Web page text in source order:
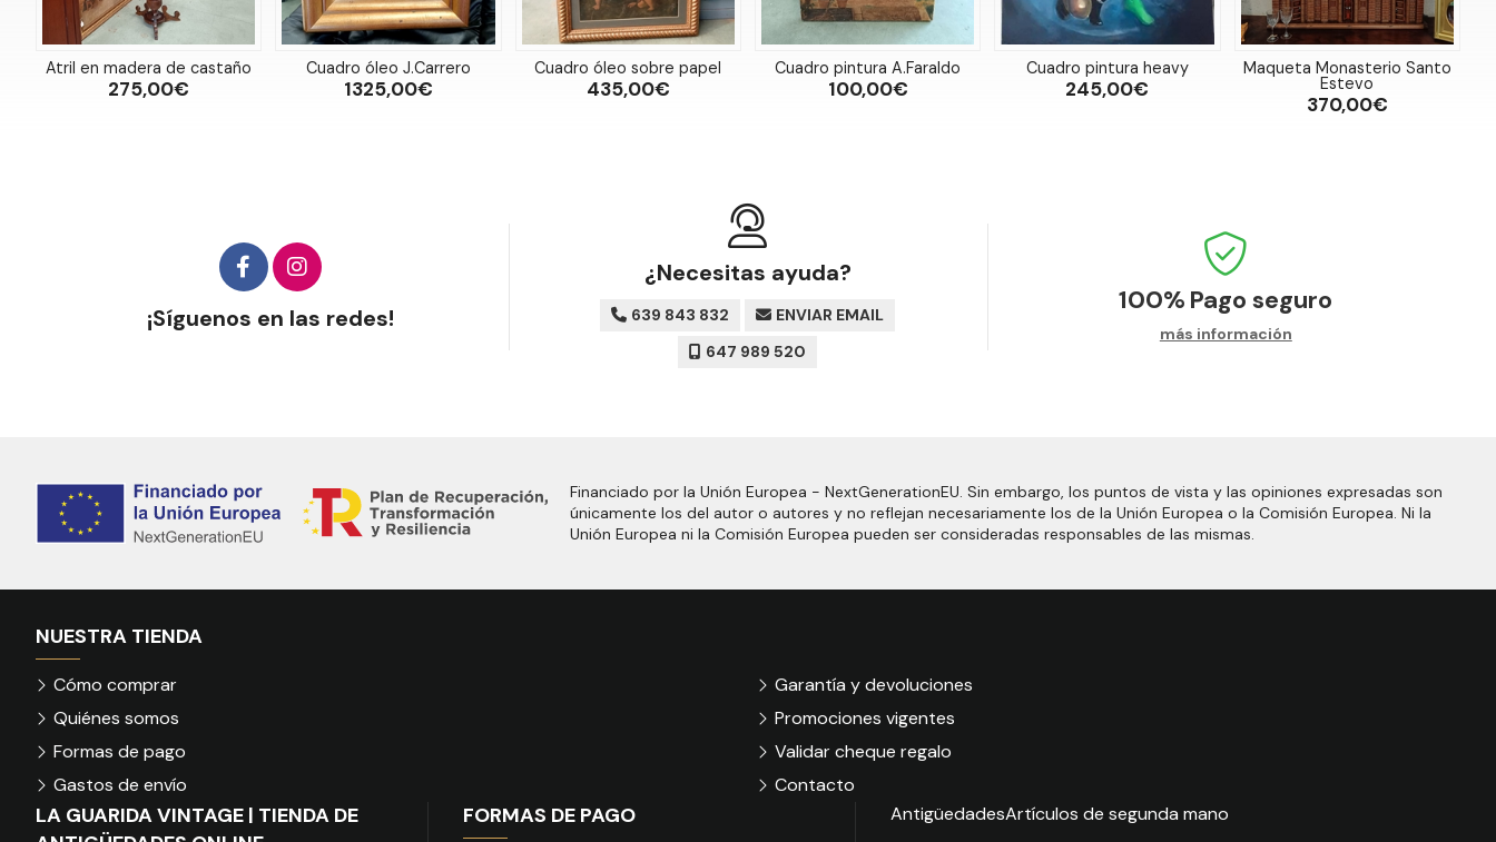
Atril en madera de castaño
275,00€
Cuadro óleo J.Carrero
1325,00€
Cuadro óleo sobre papel
435,00€
Cuadro pintura A.Faraldo
100,00€
Cuadro pintura heavy
245,00€
Maqueta Monasterio Santo
Estevo
370,00€
¡Síguenos en las redes!
¿Necesitas ayuda?
639 843 832
ENVIAR EMAIL
647 989 520
100% Pago seguro
más información
Financiado por la Unión Europea - NextGenerationEU. Sin embargo, los puntos de vista y las opiniones expresadas son
únicamente los del autor o autores y no reflejan necesariamente los de la Unión Europea o la Comisión Europea. Ni la
Unión Europea ni la Comisión Europea pueden ser consideradas responsables de las mismas.
LA GUARIDA VINTAGE | TIENDA DE
FORMAS DE PAGO
NUESTRA TIENDA
Cómo comprar
Quiénes somos
Formas de pago
Gastos de envío
Garantía y devoluciones
Promociones vigentes
Validar cheque regalo
Contacto
AntigüedadesArtículos de segunda mano